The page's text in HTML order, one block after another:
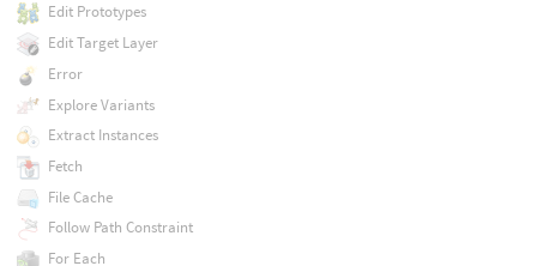
Edit Prototypes
Edit Target Layer
Error
Explore Variants
Extract Instances
Fetch
File Cache
Follow Path Constraint
For Each